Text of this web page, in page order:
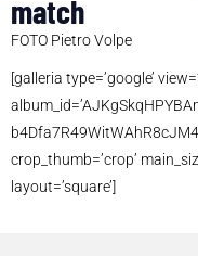
match
FOTO Pietro Volpe
[galleria type=’google’
crop_thumb=’crop’
layout=’square’]